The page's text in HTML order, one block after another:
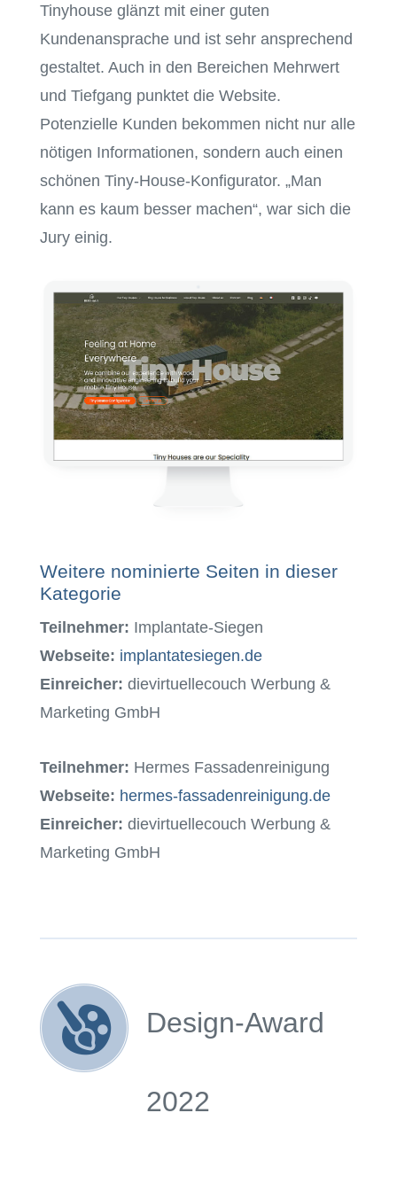
Tinyhouse glänzt mit einer guten
Kundenansprache und ist sehr ansprechend
gestaltet. Auch in den Bereichen Mehrwert
und Tiefgang punktet die Website.
Potenzielle Kunden bekommen nicht nur alle
nötigen Informationen, sondern auch einen
schönen Tiny-House-Konfigurator. „Man
kann es kaum besser machen“, war sich die
Jury einig.
Weitere nominierte Seiten in dieser
Kategorie
Teilnehmer: Implantate-Siegen
Webseite: implantatesiegen.de
Einreicher: dievirtuellecouch Werbung &
Marketing GmbH
Teilnehmer: Hermes Fassadenreinigung
Webseite: hermes-fassadenreinigung.de
Einreicher: dievirtuellecouch Werbung &
Marketing GmbH
Design-Award
2022